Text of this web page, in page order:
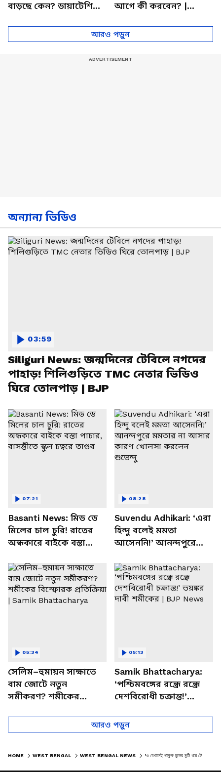
বাড়ছে কেন? ডায়াটেশিয়ান
আগে কী করবেন? |
Cough
আরও পড়ুন
অন্যান্য ভিডিও
Siliguri News: জন্মদিনের টেবিলে নগদের
পাহাড়! শিলিগুড়িতে TMC নেতার ভিডিও
ঘিরে তোলপাড় | BJP
03:59
Basanti News: মিড ডে
মিলের চাল চুরি! রাতের
অন্ধকারে বাইকে বস্তা
চত্বরে তাণ্ডব
07:21
Suvendu Adhikari: ‘এরা
হিন্দু বলেই মমতা
আসেননি!’ আনন্দপুরে
খোলসা করলেন শুভেন্দু
08:28
সেলিম–হুমায়ন সাক্ষাতে
বাম জোটে নতুন
সমীকরণ? শমীকের
Samik Bhattacharya
05:34
Samik Bhattacharya:
‘পশ্চিমবঙ্গের রন্ধ্রে রন্ধ্রে
দেশবিরোধী চক্রান্ত!’
BJP News
05:13
আরও পড়ুন
HOME WEST BENGAL WEST BENGAL NEWS